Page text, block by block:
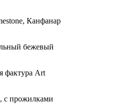
Канфанар
бежевый
фактура Art
с прожилками